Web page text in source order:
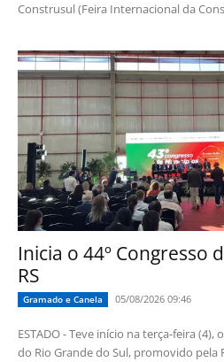
Construsul (Feira Internacional da
Inicia o 44º Congresso
RS
Gramado e Canela 05/08/2026 09:46
ESTADO - Teve início na terça-feira (4),
do Rio Grande do Sul, promovido pela